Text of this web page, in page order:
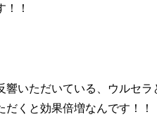
！
響いただいている、ウルセ
だくと効果倍増なんです！